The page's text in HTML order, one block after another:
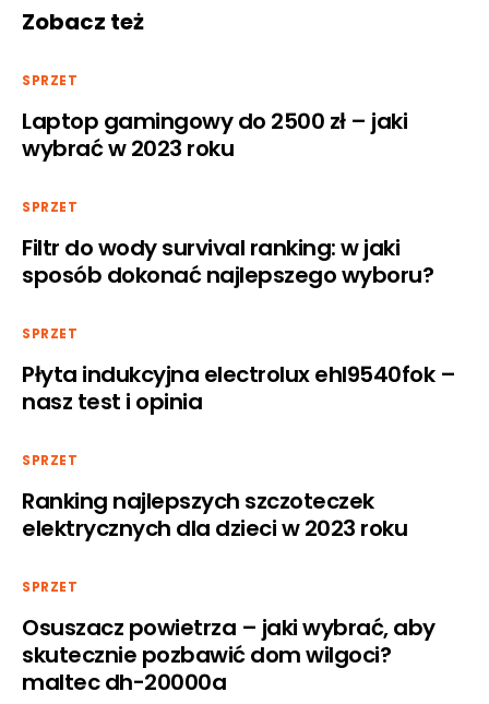
Zobacz też
SPRZET
Laptop gamingowy do 2500 zł – jaki
wybrać w 2023 roku
SPRZET
Filtr do wody survival ranking: w jaki
sposób dokonać najlepszego wyboru?
SPRZET
Płyta indukcyjna electrolux ehl9540fok –
nasz test i opinia
SPRZET
Ranking najlepszych szczoteczek
elektrycznych dla dzieci w 2023 roku
SPRZET
Osuszacz powietrza – jaki wybrać, aby
skutecznie pozbawić dom wilgoci?
maltec dh-20000a